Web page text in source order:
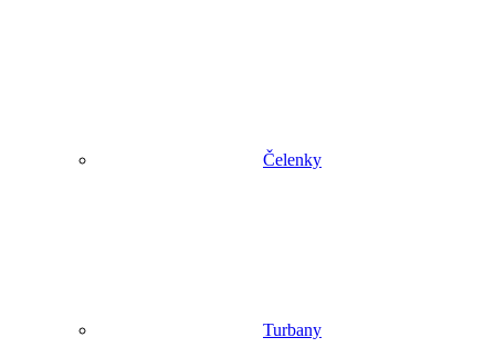
Čelenky
Turbany